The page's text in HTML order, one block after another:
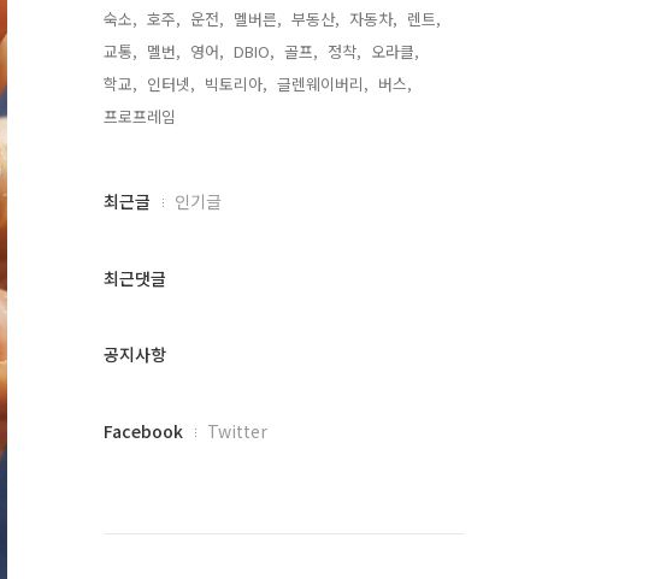
숙소, 호주, 운전, 멜버른, 부동산, 자동차, 렌트,
교통, 멜번, 영어, DBIO, 골프, 정착, 오라클,
학교, 인터넷, 빅토리아, 글렌웨이버리, 버스,
프로프레임,
최
과
글
최근글 인기글
최근댓글
공지사항
페
Facebook Twitter